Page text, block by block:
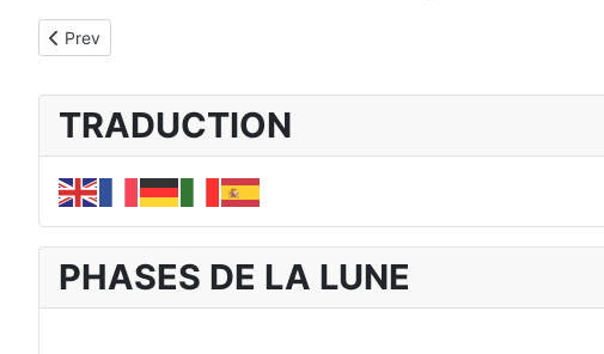
Previous article: Rayon 4 Quatrième Rayon
Prev
TRADUCTION
PHASES DE LA LUNE